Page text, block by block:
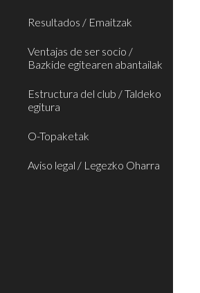
Resultados / Emaitzak
Ventajas de ser socio /
Bazkide egitearen abantailak
Estructura del club / Taldeko
egitura
O-Topaketak
Aviso legal / Legezko Oharra